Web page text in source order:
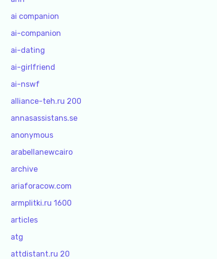
ai companion
ai-companion
ai-dating
ai-girlfriend
ai-nswf
alliance-teh.ru 200
annasassistans.se
anonymous
arabellanewcairo
archive
ariaforacow.com
armplitki.ru 1600
articles
atg
attdistant.ru 20